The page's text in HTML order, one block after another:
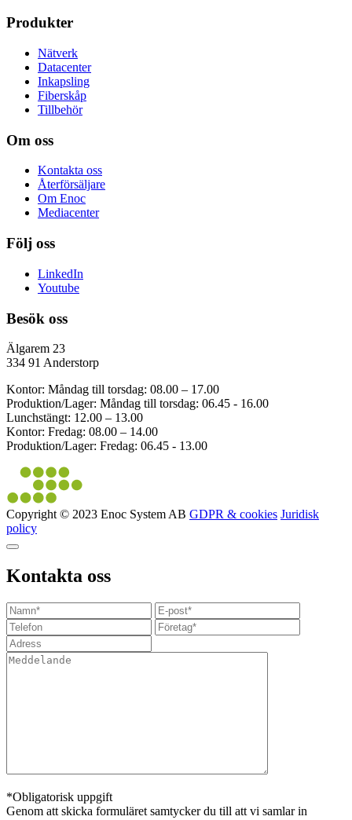
Produkter
Nätverk
Datacenter
Inkapsling
Fiberskåp
Tillbehör
Om oss
Kontakta oss
Återförsäljare
Om Enoc
Mediacenter
Följ oss
LinkedIn
Youtube
Besök oss
Älgarem 23
334 91 Anderstorp
Kontor: Måndag till torsdag: 08.00 – 17.00
Produktion/Lager: Måndag till torsdag: 06.45 - 16.00
Lunchstängt: 12.00 – 13.00
Kontor: Fredag: 08.00 – 14.00
Produktion/Lager: Fredag: 06.45 - 13.00
Copyright © 2023 Enoc System AB GDPR & cookies Juridisk
policy
Kontakta oss
*Obligatorisk uppgift
Genom att skicka formuläret samtycker du till att vi samlar in